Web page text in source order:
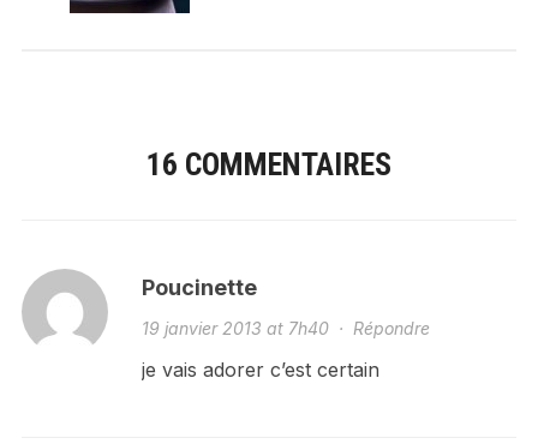
16 COMMENTAIRES
Poucinette
19 janvier 2013 at 7h40· Répondre
je vais adorer c’est certain